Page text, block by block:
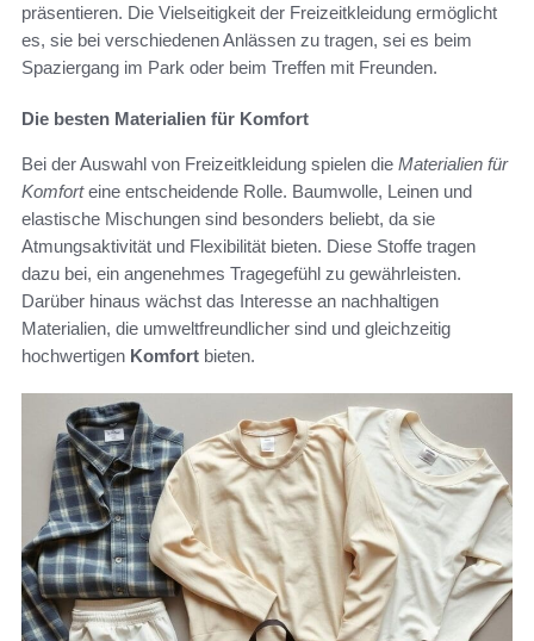
präsentieren. Die Vielseitigkeit der Freizeitkleidung ermöglicht
es, sie bei verschiedenen Anlässen zu tragen, sei es beim
Spaziergang im Park oder beim Treffen mit Freunden.
Die besten Materialien für Komfort
Bei der Auswahl von Freizeitkleidung spielen die Materialien für
Komforteine entscheidende Rolle. Baumwolle, Leinen und
elastische Mischungen sind besonders beliebt, da sie
Atmungsaktivität und Flexibilität bieten. Diese Stoffe tragen
dazu bei, ein angenehmes Tragegefühl zu gewährleisten.
Darüber hinaus wächst das Interesse an nachhaltigen
Materialien, die umweltfreundlicher sind und gleichzeitig
hochwertigen Komfort bieten.